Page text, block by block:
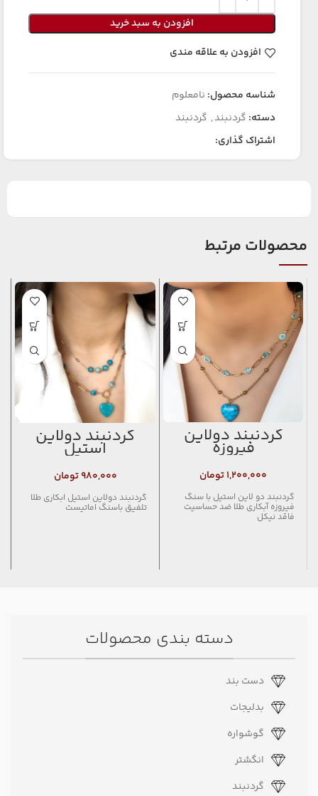
افزودن به سبد خرید
افزودن به علاقه مندی
شناسه محصول: نامعلوم
دسته: گردنبند, گردنبند
اشتراک گذاری:
محصولات مرتبط
گردنبند دولاین
فیروزه
۱,۲۰۰,۰۰۰تومان
گردنبند دو لاین استیل با سنگ
فیروزه آبکاری طلا ضد حساسیت
فاقد نیکل
گردنبند دولاین
استیل
۹۸۰,۰۰۰ تومان
گردنبند دولاین استیل ابکاری طلا
تلفیق باسنگ اماتیست
دسته بندی محصولات
دست بند
بدلیجات
گوشواره
انگشتر
گردنبند